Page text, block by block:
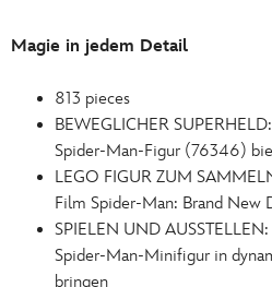
Magie in jedem Detail
813 pieces
BEWEGLICHER
Spider-Man-Figur (76346)
LEGO FIGUR ZUM
Film Spider-Man: Brand New
SPIELEN UND
Spider-Man-Minifigur in
bringen